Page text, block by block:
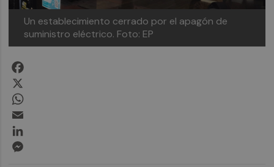
Un establecimiento cerrado por el apagón de
suministro eléctrico. Foto: EP